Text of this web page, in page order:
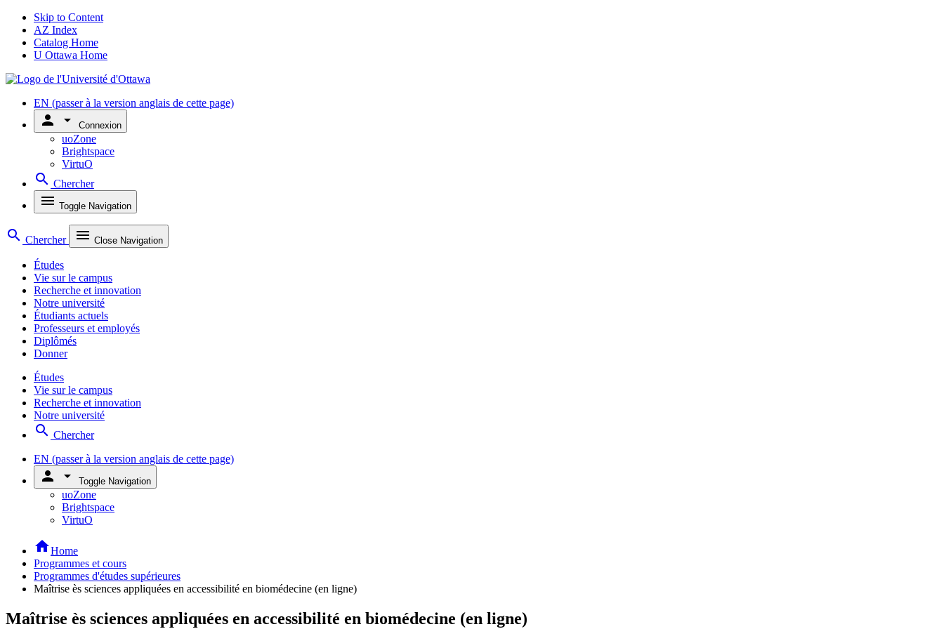
Skip to Content
AZ Index
Catalog Home
U Ottawa Home
EN (passer à la version anglais de cette page)
person arrow_drop_down Connexion
uoZone
Brightspace
VirtuO
search Chercher
menu Toggle Navigation
search Chercher menu Close Navigation
Études
Vie sur le campus
Recherche et innovation
Notre université
Étudiants actuels
Professeurs et employés
Diplômés
Donner
Études
Vie sur le campus
Recherche et innovation
Notre université
search Chercher
EN (passer à la version anglais de cette page)
person arrow_drop_down Toggle Navigation
uoZone
Brightspace
VirtuO
homeHome
Programmes et cours
Programmes d'études supérieures
Maîtrise ès sciences appliquées en accessibilité en biomédecine (en ligne)
Maîtrise ès sciences appliquées en accessibilité en biomédecine (en ligne)